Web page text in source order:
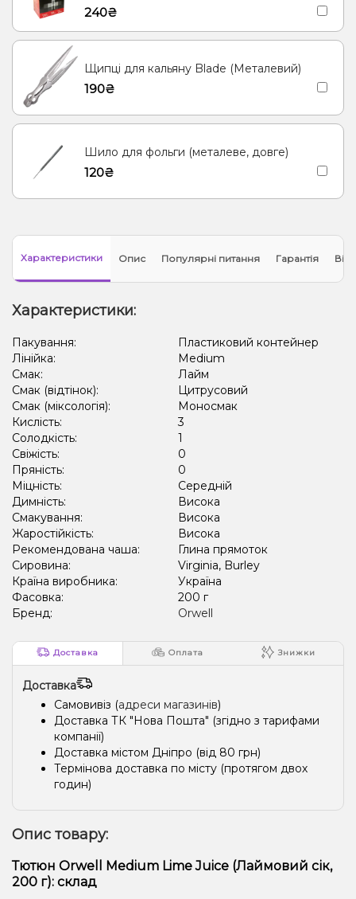
240₴
Щипці для кальяну Blade (Металевий)
190₴
Шило для фольги (металеве, довге)
120₴
Характеристики Опис Популярні питання Гарантія
Характеристики:
Пакування:
Пластиковий контейнер
Лінійка:
Medium
Смак:
Лайм
Смак (відтінок):
Цитрусовий
Смак (міксологія):
Моносмак
Кислість:
3
Солодкість:
1
Свіжість:
0
Пряність:
0
Міцність:
Середній
Димність:
Висока
Смакування:
Висока
Жаростійкість:
Висока
Рекомендована чаша:
Глина прямоток
Сировина:
Virginia, Burley
Країна виробника:
Україна
Фасовка:
200 г
Бренд:
Orwell
Доставка Оплата Знижки
Доставка
Самовивіз (адреси магазинів)
Доставка ТК "Нова Пошта" (згідно з тарифами
компанії)
Доставка містом Дніпро (від 80 грн)
Термінова доставка по місту (протягом двох
годин)
Опис товару:
Тютюн Orwell Medium Lime Juice (Лаймовий сік,
200 г): склад